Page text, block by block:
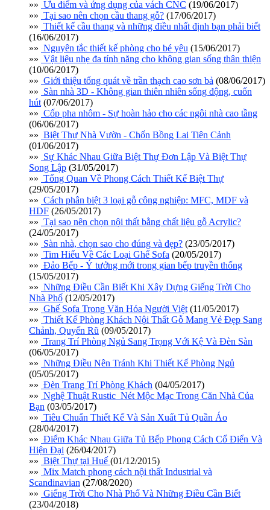
»» Ưu điểm và ứng dụng của vách CNC (19/06/2017)
»» Tại sao nên chọn cầu thang gỗ? (17/06/2017)
»» Thiết kế cầu thang và những điều nhất định bạn phải biết
(16/06/2017)
»» Nguyên tắc thiết kế phòng cho bé yêu (15/06/2017)
»» Vật liệu nhẹ đa tính năng cho không gian sống thân thiện
(10/06/2017)
»» Giới thiệu tổng quát về trần thạch cao sơn bả (08/06/2017)
»» Sàn nhà 3D - Không gian thiên nhiên sống động, cuốn
hút (07/06/2017)
»» Cốp pha nhôm - Sự hoàn hảo cho các ngôi nhà cao tầng
(06/06/2017)
»» Biệt Thự Nhà Vườn - Chốn Bồng Lai Tiên Cảnh
(01/06/2017)
»» Sự Khác Nhau Giữa Biệt Thự Đơn Lập Và Biệt Thự
Song Lập (31/05/2017)
»» Tổng Quan Về Phong Cách Thiết Kế Biệt Thự
(29/05/2017)
»» Cách phân biệt 3 loại gỗ công nghiệp: MFC, MDF và
HDF (26/05/2017)
»» Tại sao nên chọn nội thất bằng chất liệu gỗ Acrylic?
(24/05/2017)
»» Sàn nhà, chọn sao cho đúng và đẹp? (23/05/2017)
»» Tim Hiểu Về Các Loại Ghế Sofa (20/05/2017)
»» Đảo Bếp - Ý tưởng mới trong gian bếp truyền thống
(15/05/2017)
»» Những Điều Cần Biết Khi Xây Dựng Giếng Trời Cho
Nhà Phố (12/05/2017)
»» Ghế Sofa Trong Văn Hóa Người Việt (11/05/2017)
»» Thiết Kế Phòng Khách Nội Thất Gỗ Mang Vẻ Đẹp Sang
Chảnh, Quyến Rũ (09/05/2017)
»» Trang Trí Phòng Ngủ Sang Trọng Với Kệ Và Đèn Sàn
(06/05/2017)
»» Những Điều Nên Tránh Khi Thiết Kế Phòng Ngủ
(05/05/2017)
»» Đèn Trang Trí Phòng Khách (04/05/2017)
»» Nghệ Thuật Rustic_Nét Mộc Mạc Trong Căn Nhà Của
Bạn (03/05/2017)
»» Tiêu Chuẩn Thiết Kế Và Sản Xuất Tủ Quần Áo
(28/04/2017)
»» Điểm Khác Nhau Giữa Tủ Bếp Phong Cách Cổ Điển Và
Hiện Đại (26/04/2017)
»» Biệt Thự tại Huế (01/12/2015)
»» Mix Match phong cách nội thất Industrial và
Scandinavian (27/08/2020)
»» Giếng Trời Cho Nhà Phố Và Những Điều Cần Biết
(23/04/2018)